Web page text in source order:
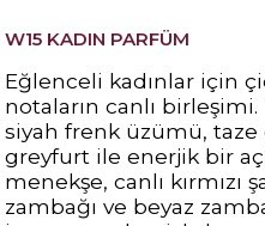
W15 KADIN PARFÜM
Eğlenceli kadınlar için
notaların canlı
siyah frenk üzümü, taze
greyfurt ile enerjik bir
menekşe, canlı kırmızı
zambağı ve beyaz